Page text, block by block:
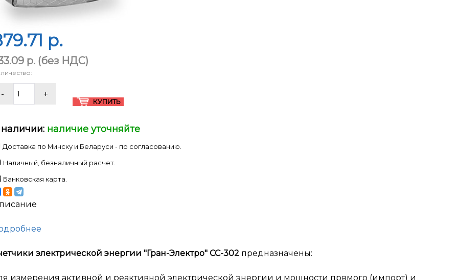
p.
p. (без НДС)
наличие уточняйте
Доставка по Минску и Беларуси - по согласованию.
Наличный, безналичный расчет.
Банковская карта.
электрической энергии "Гран-Электро" СС-302 предназначены:
измерения активной и реактивной электрической энергии и мощности прямого (импорт) и